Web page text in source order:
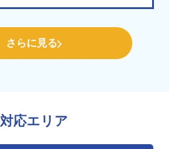
さらに見る
対応エリア